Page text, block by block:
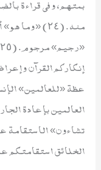
منه. (٢٤)
تشاءون» الاستقامة
الخلائق استقامتكم